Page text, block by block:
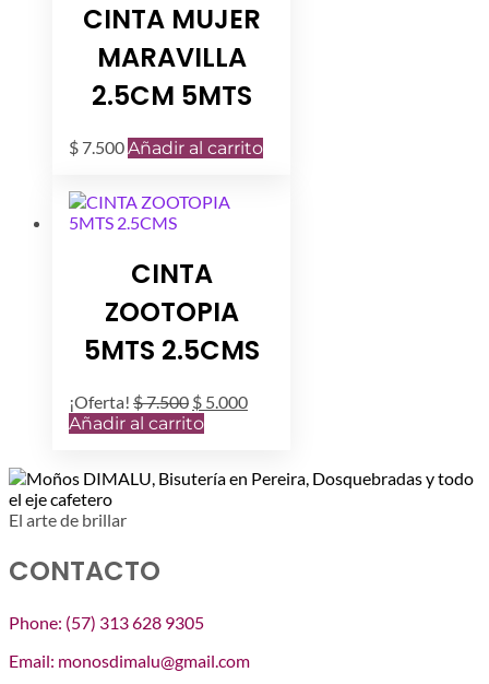
CINTA MUJER
MARAVILLA
2.5CM 5MTS
$ 7.500Añadir al carrito
CINTA
ZOOTOPIA
5MTS 2.5CMS
¡Oferta! $7.500 El
precio
$ 7.500.
$ 5.000El
$ 5.000.
Añadir al carrito
El arte de brillar
CONTACTO
Phone: (57) 313 628 9305
Email: monosdimalu@gmail.com